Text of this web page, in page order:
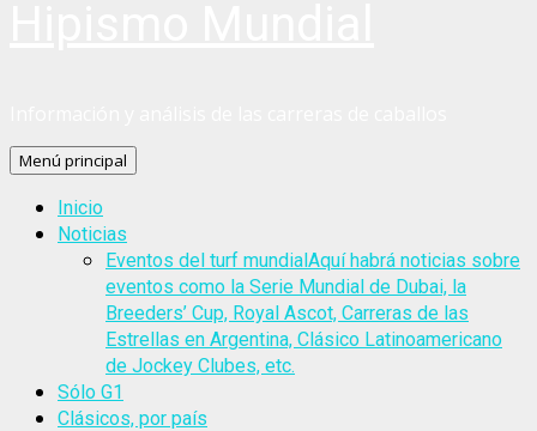
Menú principal
Inicio
Noticias
Eventos del turf mundialAquí habrá noticias sobre
eventos como la Serie Mundial de Dubai, la
Breeders’ Cup, Royal Ascot, Carreras de las
Estrellas en Argentina, Clásico Latinoamericano
de Jockey Clubes, etc.
Sólo G1
Clásicos, por país